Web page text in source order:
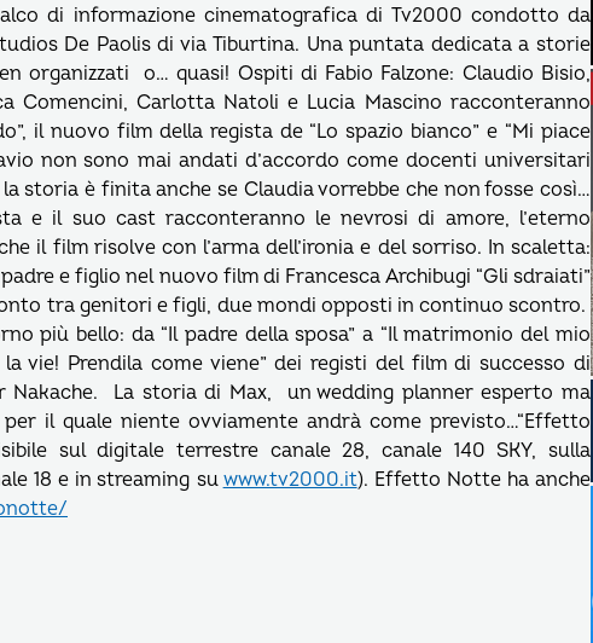
di informazione cinematografica di Tv2000 condotto da
De Paolis di via Tiburtina. Una puntata dedicata a storie
organizzati o… quasi! Ospiti di Fabio Falzone: Claudio Bisio,
Comencini, Carlotta Natoli e Lucia Mascino racconteranno
il nuovo film della regista de “Lo spazio bianco” e “Mi piace
non sono mai andati d’accordo come docenti universitari
storia è finita anche se Claudia vorrebbe che non fosse così…
e il suo cast racconteranno le nevrosi di amore, l’eterno
il film risolve con l’arma dell’ironia e del sorriso. In scaletta:
e figlio nel nuovo film di Francesca Archibugi “Gli sdraiati”
tra genitori e figli, due mondi opposti in continuo scontro.
più bello: da “Il padre della sposa” a “Il matrimonio del mio
vie! Prendila come viene” dei registi del film di successo di
Nakache. La storia di Max, un wedding planner esperto ma
il quale niente ovviamente andrà come previsto…“Effetto
sul digitale terrestre canale 28, canale 140 SKY, sulla
18 e in streaming su www.tv2000.it). Effetto Notte ha anche